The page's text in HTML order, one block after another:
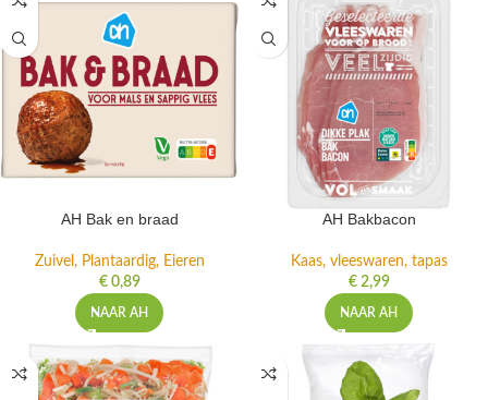
AH Bak en braad
Zuivel, Plantaardig, Eieren
€0,89
NAAR AH
AH Bakbacon
Kaas, vleeswaren, tapas
€2,99
NAAR AH